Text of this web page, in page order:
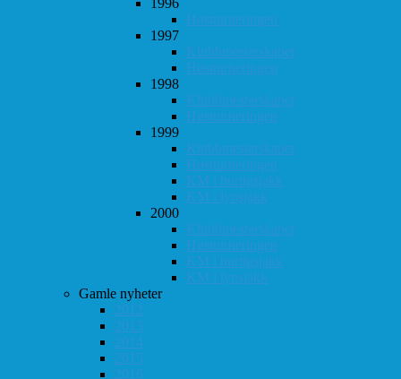
Høstturneringen
1997
Klubbmesterskapet
Høstturneringen
1998
Klubbmesterskapet
Høstturneringen
1999
Klubbmesterskapet
Høstturneringen
KM i hurtigsjakk
KM i lynsjakk
2000
Klubbmesterskapet
Høstturneringen
KM i hurtigsjakk
KM i lynsjakk
Gamle nyheter
2012
2013
2014
2015
2016